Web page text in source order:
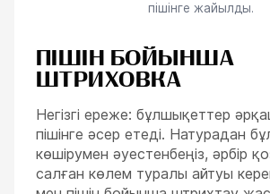
пішінге жайылды.
ПІШІН БОЙЫНША
ШТРИХОВКА
Негізгі ереже: бұлшықеттер
пішінге әсер етеді. Натурадан
көшірумен әуестенбеңіз, әрбір
салған көлем туралы айтуы